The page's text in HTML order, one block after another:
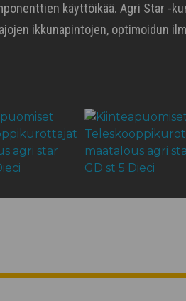
käyttöikää. Agri Star -
ikkunapintojen, optimoidun